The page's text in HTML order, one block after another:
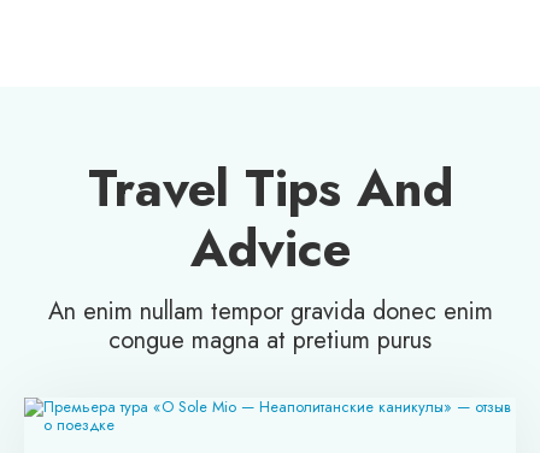
Travel Tips And
Advice
An enim nullam tempor gravida donec enim
congue magna at pretium purus